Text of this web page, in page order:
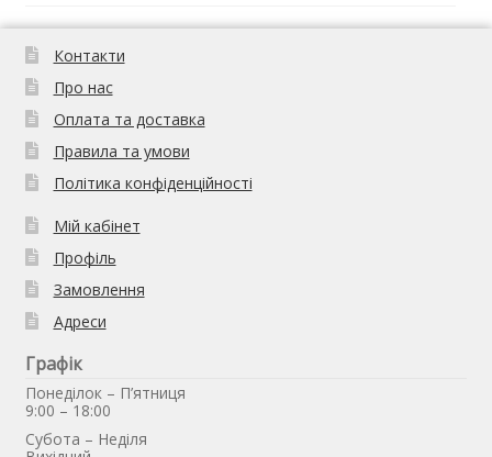
Контакти
Про нас
Оплата та доставка
Правила та умови
Політика конфіденційності
Мій кабінет
Профіль
Замовлення
Адреси
Графік
Понеділок – П’ятниця
9:00 – 18:00
Субота – Неділя